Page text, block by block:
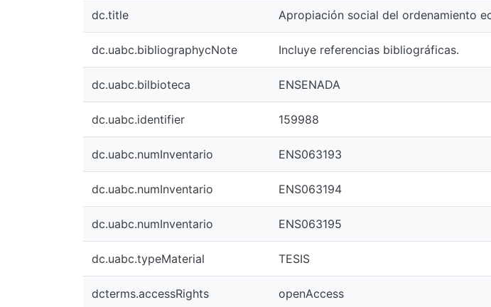
dc.title Apropiación social del ordenamiento
dc.uabc.bibliographycNote Incluye referencias bibliográficas.
dc.uabc.bilbioteca ENSENADA
dc.uabc.identifier 159988
dc.uabc.numInventario ENS063193
dc.uabc.numInventario ENS063194
dc.uabc.numInventario ENS063195
dc.uabc.typeMaterial TESIS
dcterms.accessRights openAccess